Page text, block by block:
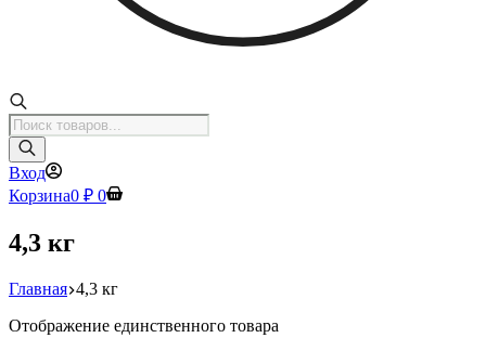
Поиск
товаров
Вход
Корзина0 ₽ 0
4,3 кг
Главная 4,3 кг
Отображение единственного товара